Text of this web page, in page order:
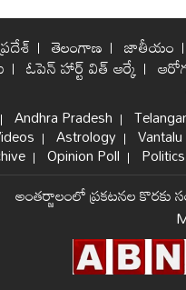
తెలంగాణ జాతీయం
ఓపెన్ హార్ట్ విత్ ఆర్కే
Andhra Pradesh
Astrology Vantalu
Opinion Poll Politics
అంతర్జాలంలో ప్రకటనల కొరకు